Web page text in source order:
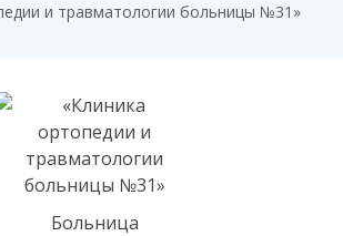
и травматологии больницы №31»
Больница